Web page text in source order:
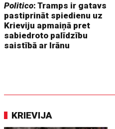
Politico: Tramps ir gatavs
pastiprināt spiedienu uz
Krieviju apmaiņā pret
sabiedroto palīdzību
saistībā ar Irānu
KRIEVIJA